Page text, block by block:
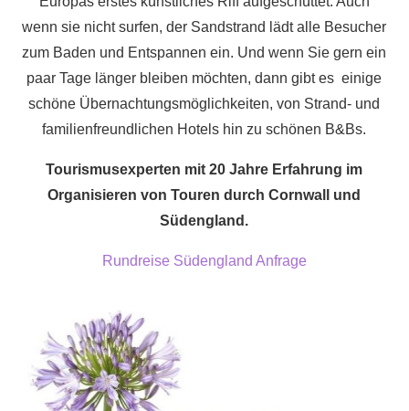
wenn sie nicht surfen, der Sandstrand lädt alle Besucher
zum Baden und Entspannen ein. Und wenn Sie gern ein
paar Tage länger bleiben möchten, dann gibt es einige
schöne Übernachtungsmöglichkeiten, von Strand- und
familienfreundlichen Hotels hin zu schönen B&Bs.
Tourismusexperten mit 20 Jahre Erfahrung im
Organisieren von Touren durch Cornwall und
Südengland.
Rundreise Südengland Anfrage